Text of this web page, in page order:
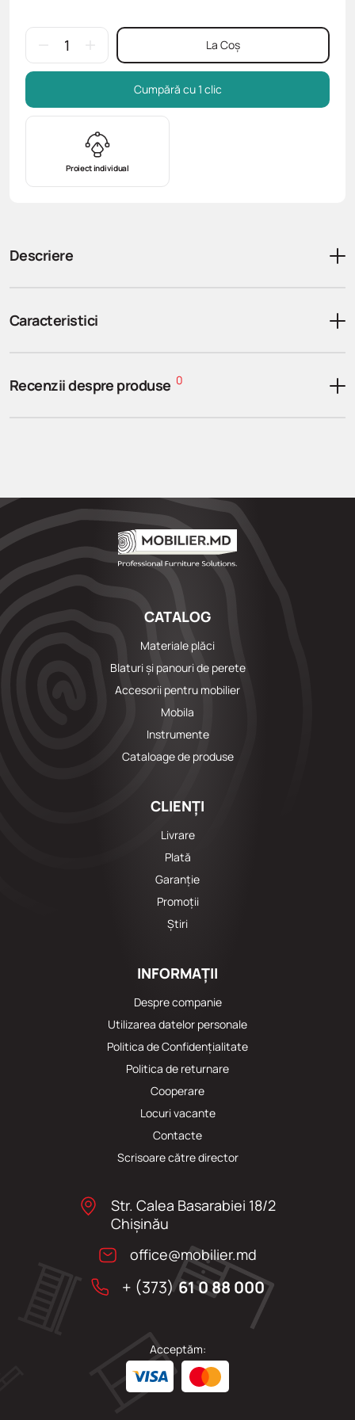
Proiect individual
La Coș
Cumpără cu 1 clic
Descriere
Caracteristici
Recenzii despre produse 0
CATALOG
Materiale plăci
Blaturi și panouri de perete
Accesorii pentru mobilier
Mobila
Instrumente
Cataloage de produse
CLIENȚI
Livrare
Plată
Garanție
Promoții
Știri
INFORMAȚII
Despre companie
Utilizarea datelor personale
Politica de Confidențialitate
Politica de returnare
Cooperare
Locuri vacante
Сontacte
Scrisoare către director
Str. Calea Basarabiei 18/2
Chişinău
office@mobilier.md
+ (373)61 0 88 000
Acceptăm: